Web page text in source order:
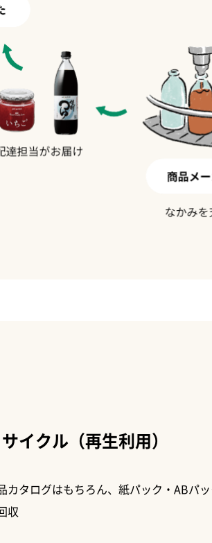
イクル（再生利用）
カタログはもちろん、紙パック・ABパ
収